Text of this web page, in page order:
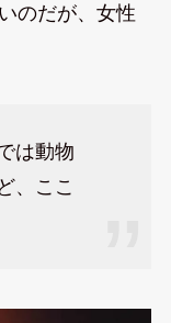
のだが、女性
は動物
、ここ